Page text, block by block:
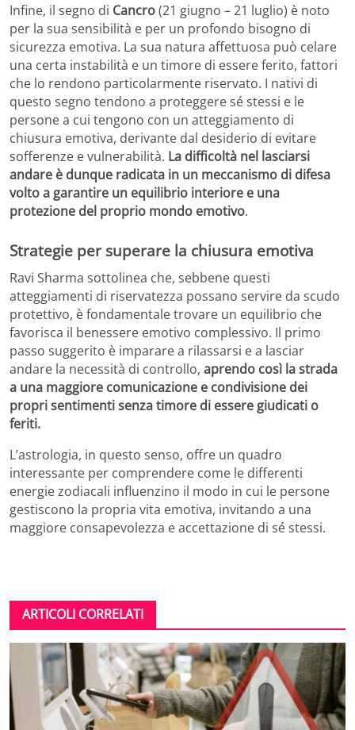
Infine, il segno di Cancro(21 giugno – 21 luglio) è noto
per la sua sensibilità e per un profondo bisogno di
sicurezza emotiva. La sua natura affettuosa può celare
una certa instabilità e un timore di essere ferito, fattori
che lo rendono particolarmente riservato. I nativi di
questo segno tendono a proteggere sé stessi e le
persone a cui tengono con un atteggiamento di
chiusura emotiva, derivante dal desiderio di evitare
sofferenze e vulnerabilità. La difficoltà nel lasciarsi
andare è dunque radicata in un meccanismo di difesa
volto a garantire un equilibrio interiore e una
protezione del proprio mondo emotivo.
Strategie per superare la chiusura emotiva
Ravi Sharma sottolinea che, sebbene questi
atteggiamenti di riservatezza possano servire da scudo
protettivo, è fondamentale trovare un equilibrio che
favorisca il benessere emotivo complessivo. Il primo
passo suggerito è imparare a rilassarsi e a lasciar
andare la necessità di controllo, aprendo così la strada
a una maggiore comunicazione e condivisione dei
propri sentimenti senza timore di essere giudicati o
feriti.
L’astrologia, in questo senso, offre un quadro
interessante per comprendere come le differenti
energie zodiacali influenzino il modo in cui le persone
gestiscono la propria vita emotiva, invitando a una
maggiore consapevolezza e accettazione di sé stessi.
ARTICOLI CORRELATI